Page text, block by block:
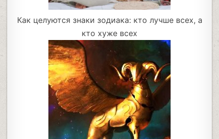
Как целуются знаки зодиака: кто лучше всех, а
кто хуже всех